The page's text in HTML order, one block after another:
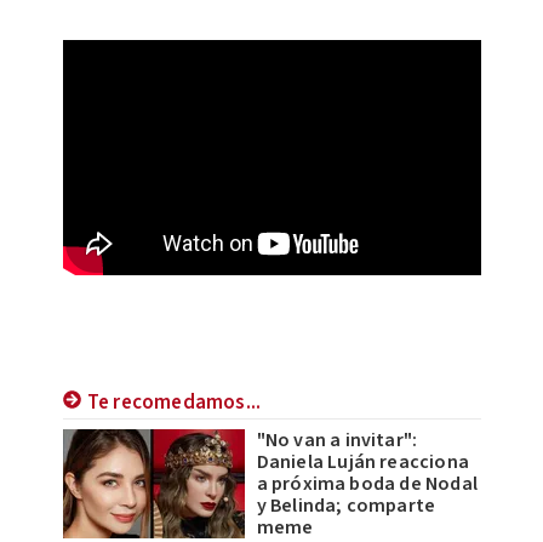
Te recomedamos...
"No van a invitar":
Daniela Luján reacciona
a próxima boda de Nodal
y Belinda; comparte
meme